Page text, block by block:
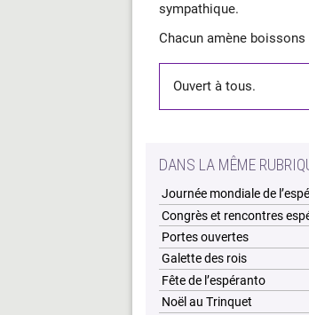
sympathique.
Chacun amène
Ouvert à tous.
DANS LA MÊME
Journée mondiale de
Congrès et rencontres
Portes ouvertes
Galette des rois
Fête de l’espéranto
Noël au Trinquet